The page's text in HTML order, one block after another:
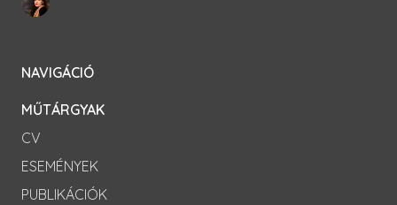
NAVIGÁCIÓ
MŰTÁRGYAK
CV
ESEMÉNYEK
PUBLIKÁCIÓK